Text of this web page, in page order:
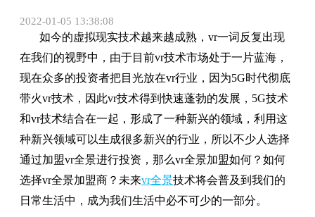
2022-01-05 13:38:08
如今的虚拟现实技术越来越成熟，vr一词反复出现
在我们的视野中，由于目前vr技术市场处于一片蓝海，
现在众多的投资者把目光放在vr行业，因为5G时代彻底
带火vr技术，因此vr技术得到快速蓬勃的发展，5G技术
和vr技术结合在一起，形成了一种新兴的领域，利用这
种新兴领域可以生成很多新兴的行业，所以不少人选择
通过加盟vr全景进行投资，那么vr全景加盟如何？如何
选择vr全景加盟商？未来vr全景技术将会普及到我们的
日常生活中，成为我们生活中必不可少的一部分。